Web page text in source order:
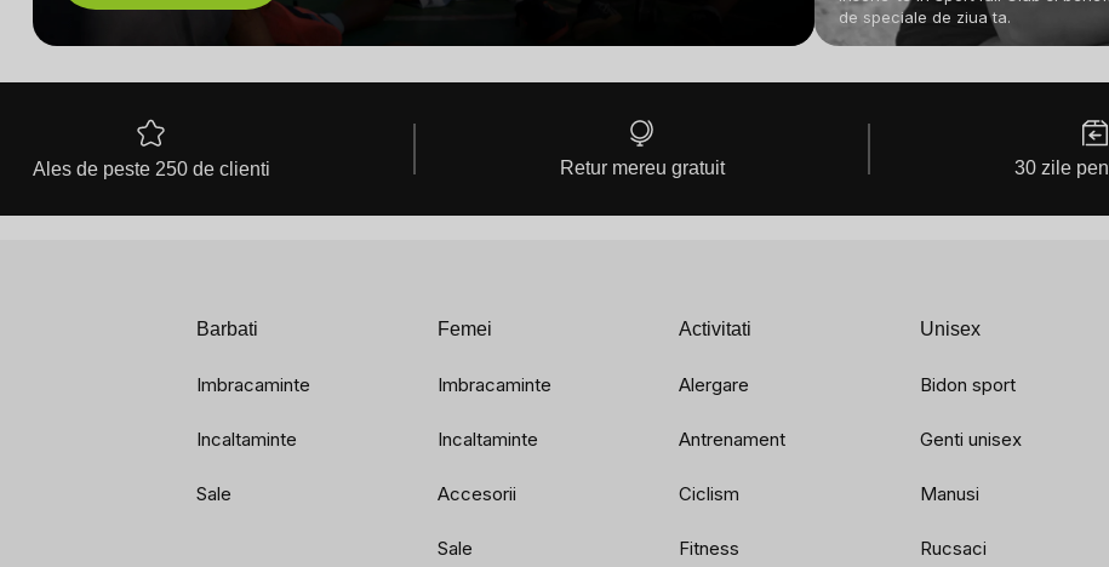
de speciale de ziua ta.
Ales de peste 250 de clienti Retur mereu gratuit 30 zile
Barbati
Imbracaminte
Incaltaminte
Sale
Femei
Imbracaminte
Incaltaminte
Accesorii
Sale
Activitati
Alergare
Antrenament
Ciclism
Fitness
Unisex
Bidon sport
Genti unisex
Manusi
Rucsaci